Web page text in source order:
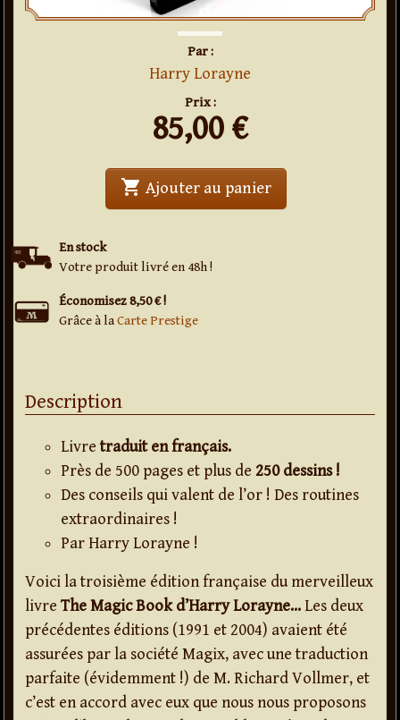
Par :
Harry Lorayne
Prix :
85,00 €
En stock
Votre produit livré en 48h !
Économisez 8,50 € !
Grâce à laCarte Prestige
shopping_cart Ajouter au panier' . Manuel de
Description
Livretraduit en français.
Près de 500 pages et plus de 250 dessins !
Des conseils qui valent de l’or ! Des routines
extraordinaires !
Par Harry Lorayne !
Voici la troisième édition française du merveilleux
livre The Magic Book d’Harry Lorayne…Les deux
précédentes éditions (1991 et 2004) avaient été
assurées par la société Magix, avec une traduction
parfaite (évidemment !) de M. Richard Vollmer, et
c’est en accord avec eux que nous nous proposons